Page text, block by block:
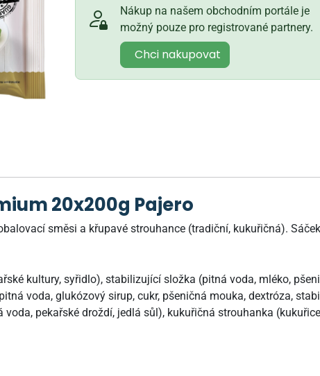
Nákup na našem obchodním portále je
možný pouze pro registrované partnery.
Chci nakupovat
20x200g Pajero
směsi a křupavé strouhance (tradiční, kukuřičná).
kultury, syřidlo), stabilizující složka (pitná voda, mléko,
voda, glukózový sirup, cukr, pšeničná mouka, dextróza,
pekařské droždí, jedlá sůl), kukuřičná strouhanka